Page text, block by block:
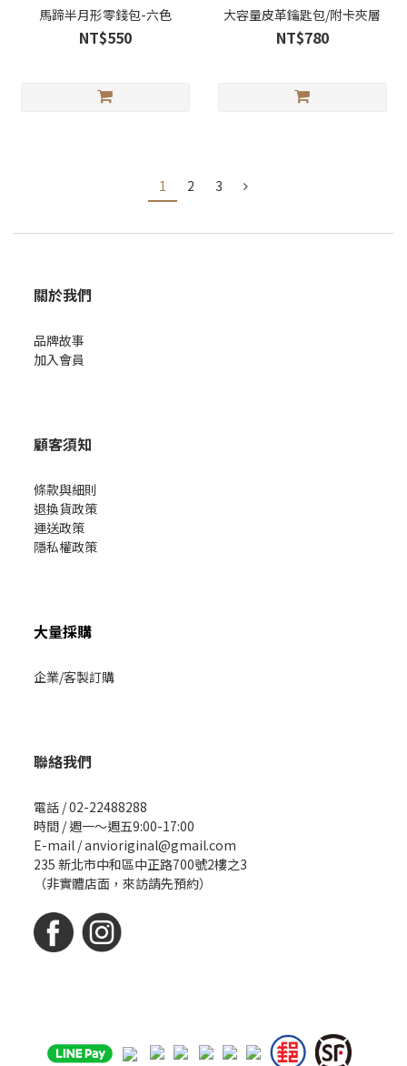
馬蹄半月形零錢包-六色
NT$550
大容量皮革鑰匙包/附卡夾層
NT$780
1 2 3
關於我們
品牌故事
加入會員
顧客須知
條款與細則
退換貨政策
運送政策
隱私權政策
大量採購
企業/客製訂購
聯絡我們
電話 / 02-22488288
時間 / 週一～週五9:00-17:00
E-mail / anvioriginal@gmail.com
235 新北市中和區中正路700號2樓之3
（非實體店面，來訪請先預約）